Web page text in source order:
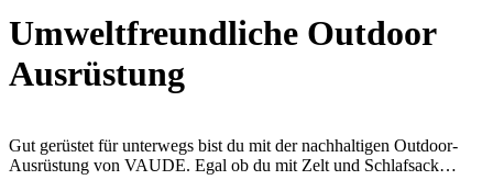
Umweltfreundliche Outdoor
Ausrüstung
Gut gerüstet für unterwegs bist du mit der nachhaltigen Outdoor-
Ausrüstung von VAUDE. Egal ob du mit Zelt und Schlafsack